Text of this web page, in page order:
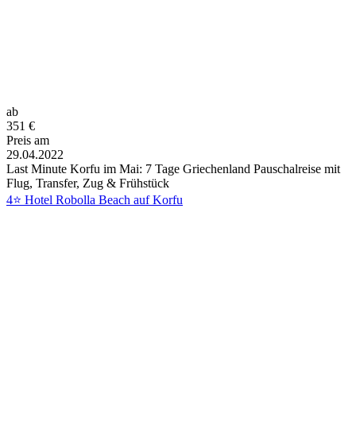
ab
351 €
Preis am
29.04.2022
Last Minute Korfu im Mai: 7 Tage Griechenland Pauschalreise mit
Flug, Transfer, Zug & Frühstück
4⭐ Hotel Robolla Beach auf Korfu